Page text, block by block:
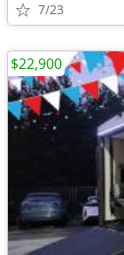
7/23
$22,900